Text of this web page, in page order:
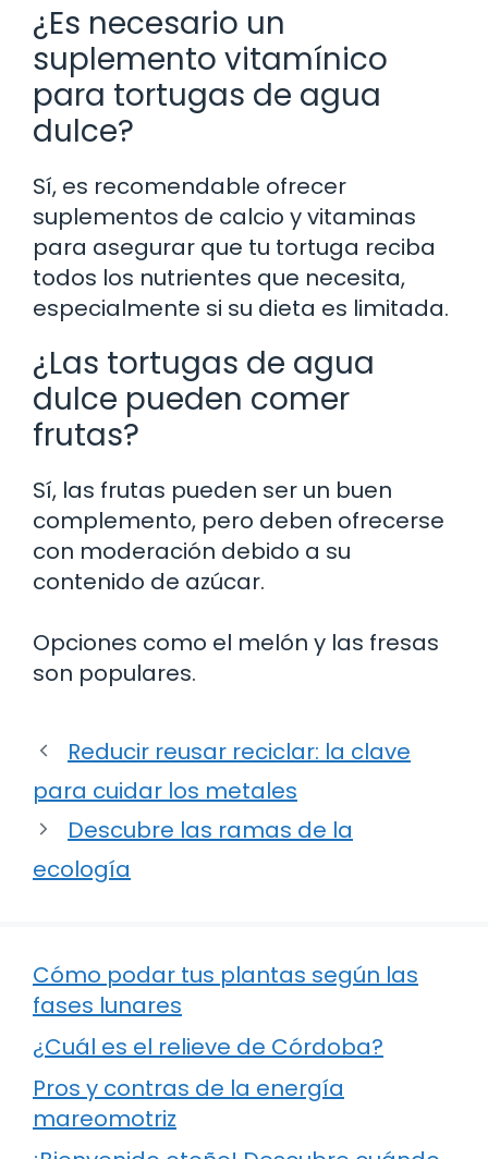
¿Es necesario un
suplemento vitamínico
para tortugas de agua
dulce?
Sí, es recomendable ofrecer
suplementos de calcio y vitaminas
para asegurar que tu tortuga reciba
todos los nutrientes que necesita,
especialmente si su dieta es limitada.
¿Las tortugas de agua
dulce pueden comer
frutas?
Sí, las frutas pueden ser un buen
complemento, pero deben ofrecerse
con moderación debido a su
contenido de azúcar.
Opciones como el melón y las fresas
son populares.
Reducir reusar reciclar: la clave
para cuidar los metales
Descubre las ramas de la
ecología
Cómo podar tus plantas según las
fases lunares
¿Cuál es el relieve de Córdoba?
Pros y contras de la energía
mareomotriz